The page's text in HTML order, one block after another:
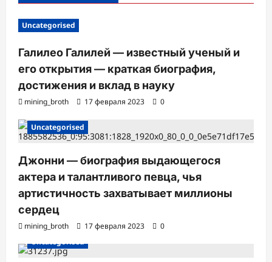
Uncategorised
Галилео Галилей — известный ученый и
его открытия — краткая биография,
достижения и вклад в науку
mining_broth 17 февраля 2023 0
Uncategorised
Джонни — биография выдающегося
актера и талантливого певца, чья
артистичность захватывает миллионы
сердец
mining_broth 17 февраля 2023
0
Uncategorised